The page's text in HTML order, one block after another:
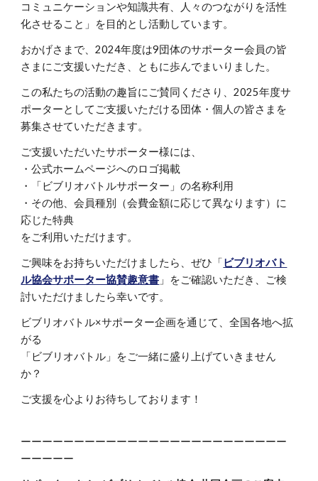
コミュニケーションや知識共有、人々のつながりを活性
化させること」を目的とし活動しています。
おかげさまで、2024年度は9団体のサポーター会員の皆
さまにご支援いただき、ともに歩んでまいりました。
この私たちの活動の趣旨にご賛同くださり、2025年度サ
ポーターとしてご支援いただける団体・個人の皆さまを
募集させていただきます。
ご支援いただいたサポーター様には、
・公式ホームページへのロゴ掲載
・「ビブリオバトルサポーター」の名称利用
・その他、会員種別（会費金額に応じて異なります）に
応じた特典
をご利用いただけます。
ご興味をお持ちいただけましたら、ぜひ 「ビブリオバト
ル協会サポーター協賛趣意書 」をご確認いただき、ご検
討いただけましたら幸いです。
ビブリオバトル×サポーター企画を通じて、全国各地へ拡
がる
「ビブリオバトル」をご一緒に盛り上げていきません
か？
ご支援を心よりお待ちしております！
ーーーーーーーーーーーーーーーーーーーーーーーーー
ーーーーー